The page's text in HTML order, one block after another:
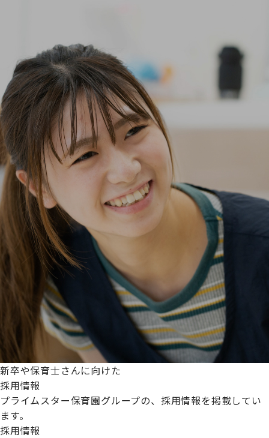
新卒や保育士さんに向けた
採用情報
プライムスター保育園グループの、採用情報を掲載してい
ます。
採用情報